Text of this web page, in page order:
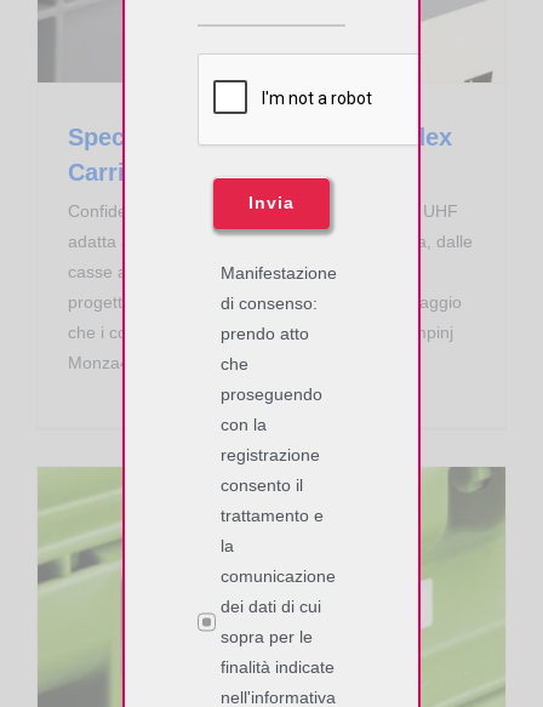
Special Label RFID UHF Confidex
Carrier Pro
Confidex Carrier Pro è una special label RFID UHF
adatta a varie tipologie di contenitori in plastica, dalle
casse ai carrelli. La struttura del tag è stata
progettata per resistere ai processi tipici di lavaggio
che i contenitori in plastica riutilizzabili. Chip Impinj
Monza4QT, 128bit EPC + 512bit
Invia
Manifestazione
di consenso:
prendo atto
che
proseguendo
con la
registrazione
consento il
trattamento e
la
comunicazione
dei dati di cui
sopra per le
finalità indicate
nell'informativa